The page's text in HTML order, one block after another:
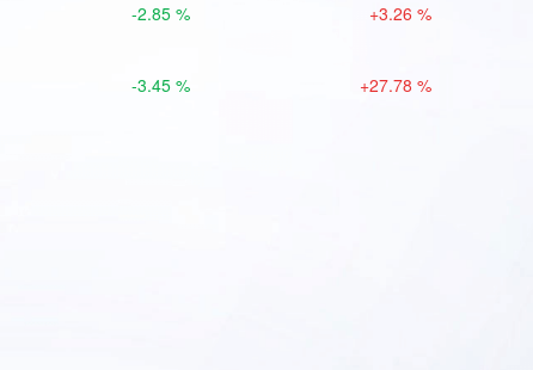
-2.85 % +3.26 %
-3.45 % +27.78 %